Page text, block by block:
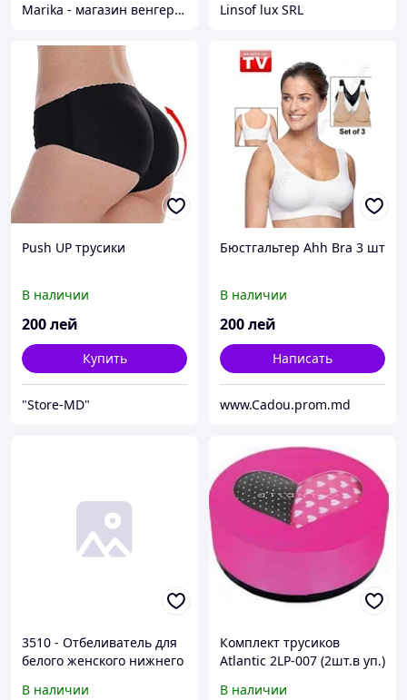
Marika - магазин венгерских купальников больших размеров Linsof lux SRL
Push UP трусики
В наличии
200лей
Купить
"Store-MD"
Бюстгальтер Ahh Bra 3 шт
В наличии
200лей
Написать
www.Cadou.prom.md
3510 - Отбеливатель для
белого женского нижнего
В наличии
Комплект трусиков
Atlantic 2LP-007 (2шт.в уп.)
В наличии